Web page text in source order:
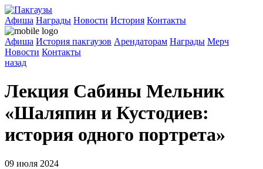
Афиша Награды Новости История Контакты
Афиша История пакгаузов Арендаторам Награды Мерч
Новости Контакты
назад
Лекция Сабины Мельник
«Шаляпин и Кустодиев:
история одного портрета»
09 июля 2024